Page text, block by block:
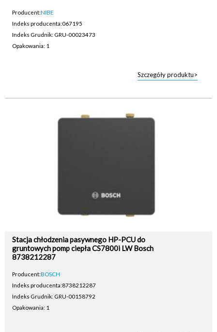
Producent:NIBE
Indeks producenta:067195
Indeks Grudnik: GRU-00023473
Opakowania: 1
Szczegóły produktu>
Stacja chłodzenia pasywnego HP-PCU do
gruntowych pomp ciepła CS7800i LW Bosch
8738212287
Producent:BOSCH
Indeks producenta:8738212287
Indeks Grudnik: GRU-00158792
Opakowania: 1